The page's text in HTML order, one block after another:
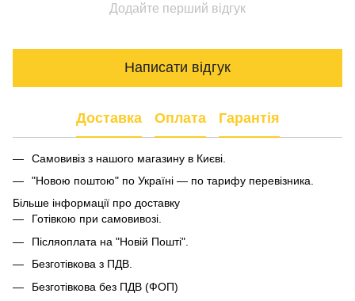
Додайте перший відгук
Написати відгук
Доставка Оплата Гарантія
Самовивіз з нашого магазину в Києві.
"Новою поштою" по Україні — по тарифу перевізника.
Більше інформації про доставку
Готівкою при самовивозі.
Післяоплата на "Новій Пошті".
Безготівкова з ПДВ.
Безготівкова без ПДВ (ФОП)